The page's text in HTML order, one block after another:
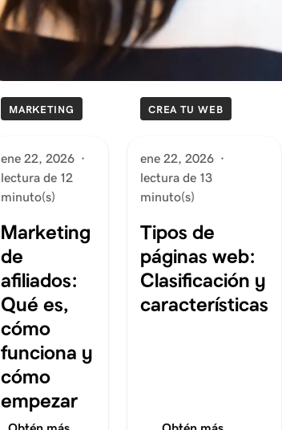
MARKETING
ene 22, 2026 ·
lectura de 12
minuto(s)
Marketing
de
afiliados:
Qué es,
cómo
funciona y
cómo
empezar
CREA TU WEB
ene 22, 2026 ·
lectura de 13
minuto(s)
Tipos de
páginas web:
Clasificación y
características